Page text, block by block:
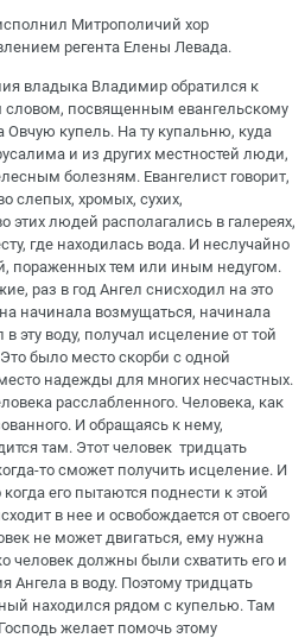
Митрополичий хор
регента Елены Левада.
владыка Владимир обратился к
посвященным евангельскому
Овчую купель. На ту купальню, куда
и из других местностей люди,
болезням. Евангелист говорит,
слепых, хромых, сухих,
людей располагались в галереях,
где находилась вода. И неслучайно
пораженных тем или иным недугом.
раз в год Ангел снисходил на это
начинала возмущаться, начинала
эту воду, получал исцеление от той
было место скорби с одной
надежды для многих несчастных.
расслабленного. Человека, как
И обращаясь к нему,
там. Этот человек тридцать
то сможет получить исцеление. И
его пытаются поднести к этой
в нее и освобождается от своего
не может двигаться, ему нужна
человек должны были схватить его и
Ангела в воду. Поэтому тридцать
находился рядом с купелью. Там
желает помочь этому